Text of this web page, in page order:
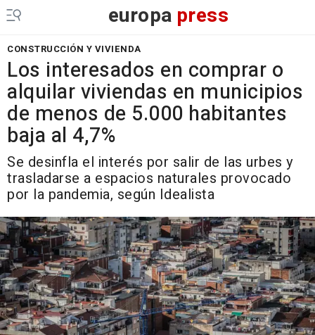
europa press
CONSTRUCCIÓN Y VIVIENDA
Los interesados en comprar o
alquilar viviendas en municipios
de menos de 5.000 habitantes
baja al 4,7%
Se desinfla el interés por salir de las urbes y
trasladarse a espacios naturales provocado
por la pandemia, según Idealista